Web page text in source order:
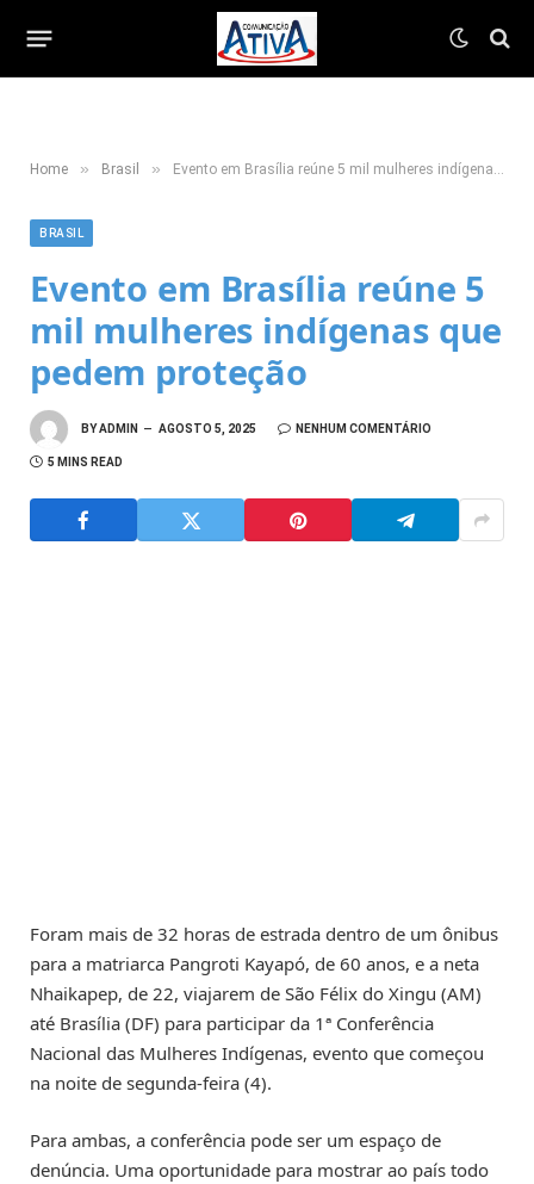
Home » Brasil » Evento em Brasília reúne 5 mil mulheres indígenas que pedem proteção
BRASIL
Evento em Brasília reúne 5
mil mulheres indígenas que
pedem proteção
BYADMIN AGOSTO 5, 2025 NENHUM COMENTÁRIO
5 MINS READ
Foram mais de 32 horas de estrada dentro de um ônibus
para a matriarca Pangroti Kayapó, de 60 anos, e a neta
Nhaikapep, de 22, viajarem de São Félix do Xingu (AM)
até Brasília (DF) para participar da 1ª Conferência
Nacional das Mulheres Indígenas, evento que começou
na noite de segunda-feira (4).
Para ambas, a conferência pode ser um espaço de
denúncia. Uma oportunidade para mostrar ao país todo